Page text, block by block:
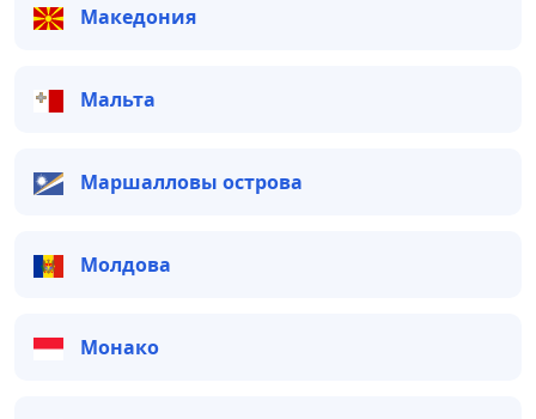
Македония
Мальта
Маршалловы острова
Молдова
Монако